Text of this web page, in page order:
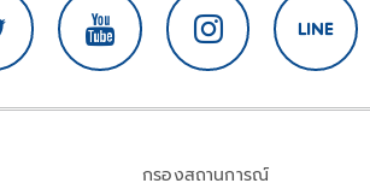
กรองสถานการณ์